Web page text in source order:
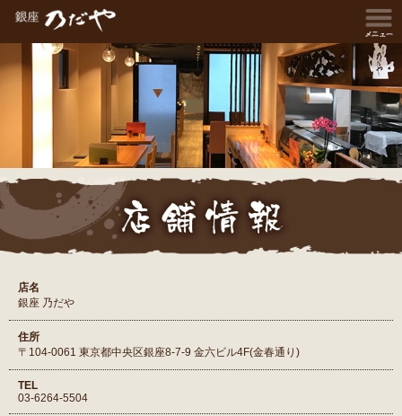
店名
銀座 乃だや
住所
〒104-0061 東京都中央区銀座8-7-9 金六ビル4F(金春通り)
TEL
03-6264-5504